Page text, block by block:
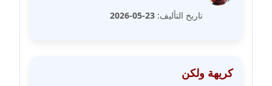
عاملة
تاريخ التأليف: 23-05-2026
كريهة ولكن